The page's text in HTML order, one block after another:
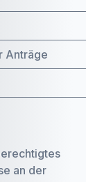
Anträge
an der